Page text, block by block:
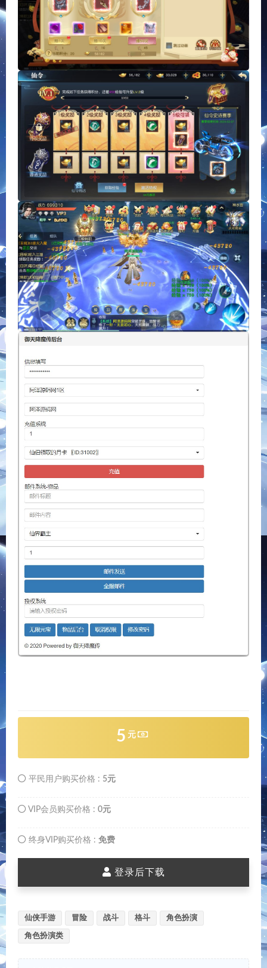
5 元
平民用户购买价格 : 5元
VIP会员购买价格 : 0元
终身VIP购买价格 : 免费
登录后下载
仙侠手游 冒险 战斗 格斗 角色扮演
角色扮演类